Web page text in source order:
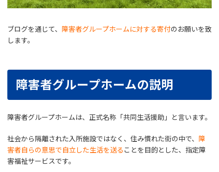
ブログを通じて、 障害者グループホームに対する寄付のお願いを致
します。
障害者グループホームの説明
障害者グループホームは、正式名称「共同生活援助」と言います。
社会から隔離された入所施設ではなく、住み慣れた街の中で、 障
害者自らの意思で自立した生活を送る ことを目的とした、指定障
害福祉サービスです。